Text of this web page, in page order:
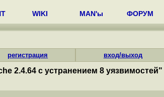
WIKI MAN'ы ФОРУМ
регистрация вход/выход
2.4.64 с устранением 8 уязвимостей"